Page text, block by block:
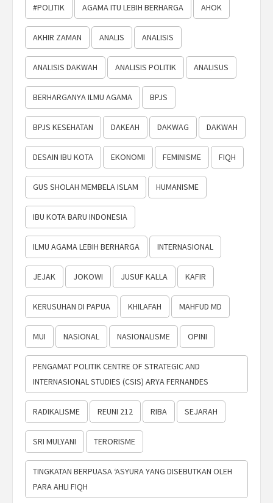
#POLITIK AGAMA ITU LEBIH BERHARGA AHOK
AKHIR ZAMAN ANALIS ANALISIS
ANALISIS DAKWAH ANALISIS POLITIK ANALISUS
BERHARGANYA ILMU AGAMA BPJS
BPJS KESEHATAN DAKEAH DAKWAG DAKWAH
DESAIN IBU KOTA EKONOMI FEMINISME FIQH
GUS SHOLAH MEMBELA ISLAM HUMANISME
IBU KOTA BARU INDONESIA
ILMU AGAMA LEBIH BERHARGA INTERNASIONAL
JEJAK JOKOWI JUSUF KALLA KAFIR
KERUSUHAN DI PAPUA KHILAFAH MAHFUD MD
MUI NASIONAL NASIONALISME OPINI
PENGAMAT POLITIK CENTRE OF STRATEGIC AND
INTERNASIONAL STUDIES (CSIS) ARYA FERNANDES
RADIKALISME REUNI 212 RIBA SEJARAH
SRI MULYANI TERORISME
TINGKATAN BERPUASA ‘ASYURA YANG DISEBUTKAN OLEH
PARA AHLI FIQH